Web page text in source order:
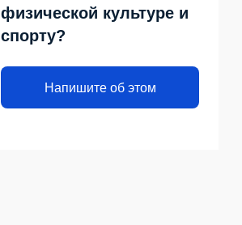
физической культуре и
спорту?
Напишите об этом